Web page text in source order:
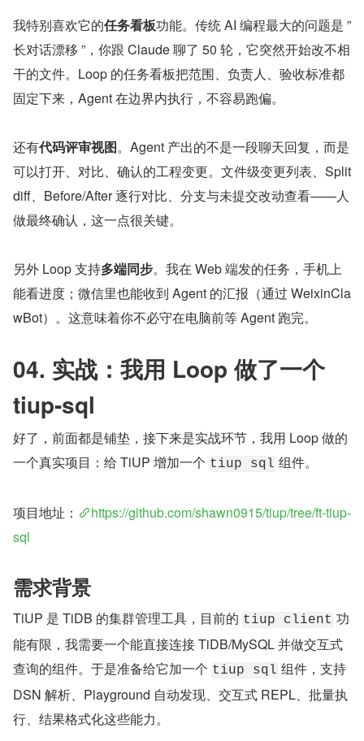
我特别喜欢它的任务看板功能。传统 AI 编程最大的问题是 ”
长对话漂移 ”，你跟 Claude 聊了 50 轮，它突然开始改不相
干的文件。Loop 的任务看板把范围、负责人、验收标准都
固定下来，Agent 在边界内执行，不容易跑偏。
还有代码评审视图。Agent 产出的不是一段聊天回复，而是
可以打开、对比、确认的工程变更。文件级变更列表、Split
diff、Before/After 逐行对比、分支与未提交改动查看——人
做最终确认，这一点很关键。
另外 Loop 支持多端同步。我在 Web 端发的任务，手机上
能看进度；微信里也能收到 Agent 的汇报（通过 WeixinCla
wBot）。这意味着你不必守在电脑前等 Agent 跑完。
04. 实战：我用 Loop 做了一个
tiup-sql
好了，前面都是铺垫，接下来是实战环节，我用 Loop 做的
一个真实项目：给 TiUP 增加一个 tiup sql 组件。
项目地址：
https://github.com/shawn0915/tiup/tree/ft-tiup-
sql
需求背景
TiUP 是 TiDB 的集群管理工具，目前的 tiup client 功
能有限，我需要一个能直接连接 TiDB/MySQL 并做交互式
查询的组件。于是准备给它加一个 tiup sql 组件，支持
DSN 解析、Playground 自动发现、交互式 REPL、批量执
行、结果格式化这些能力。